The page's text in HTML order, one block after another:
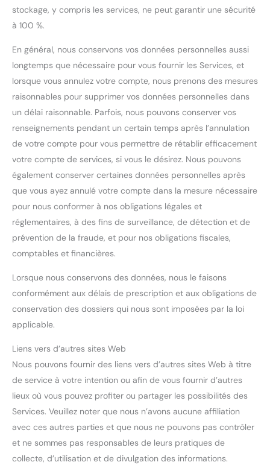
stockage, y compris les services, ne peut garantir une sécurité
à 100 %.
En général, nous conservons vos données personnelles aussi
longtemps que nécessaire pour vous fournir les Services, et
lorsque vous annulez votre compte, nous prenons des mesures
raisonnables pour supprimer vos données personnelles dans
un délai raisonnable. Parfois, nous pouvons conserver vos
renseignements pendant un certain temps après l’annulation
de votre compte pour vous permettre de rétablir efficacement
votre compte de services, si vous le désirez. Nous pouvons
également conserver certaines données personnelles après
que vous ayez annulé votre compte dans la mesure nécessaire
pour nous conformer à nos obligations légales et
réglementaires, à des fins de surveillance, de détection et de
prévention de la fraude, et pour nos obligations fiscales,
comptables et financières.
Lorsque nous conservons des données, nous le faisons
conformément aux délais de prescription et aux obligations de
conservation des dossiers qui nous sont imposées par la loi
applicable.
Liens vers d’autres sites Web
Nous pouvons fournir des liens vers d’autres sites Web à titre
de service à votre intention ou afin de vous fournir d’autres
lieux où vous pouvez profiter ou partager les possibilités des
Services. Veuillez noter que nous n’avons aucune affiliation
avec ces autres parties et que nous ne pouvons pas contrôler
et ne sommes pas responsables de leurs pratiques de
collecte, d’utilisation et de divulgation des informations.